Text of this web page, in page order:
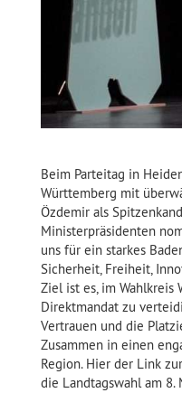
Beim Parteitag in
Württemberg mit
Özdemir als
Ministerpräsidenten
uns für ein starkes
Sicherheit, Freiheit,
Ziel ist es, im Wahlkreis
Direktmandat zu
Vertrauen und die
Zusammen in einen
Region. Hier der Link
die Landtagswahl am 8.